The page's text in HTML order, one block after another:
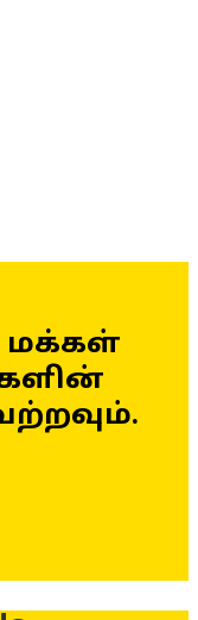
மக்கள்